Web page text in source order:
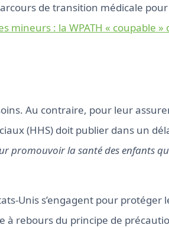
de transition médicale
mineurs : la WPATH « coupable »
Au contraire, pour leur
(HHS) doit publier dans un
promouvoir la santé des enfants
Unis s’engagent pour protéger
à rebours du principe de